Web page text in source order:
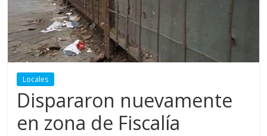
Locales
Dispararon nuevamente
en zona de Fiscalía